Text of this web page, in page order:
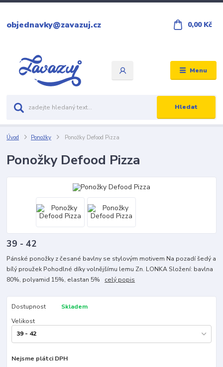
Menu
Hledat
objednavky@zavazuj.cz 0,00 Kč
Úvod Ponožky Ponožky Defood Pizza
Ponožky Defood Pizza
39 - 42
Pánské ponožky z česané bavlny se stylovým motivem Na pozadí šedý a
bílý proužek Pohodlné díky volnějšímu lemu Zn. LONKA Složení: bavlna
80%, polyamid 15%, elastan 5% celý popis
Dostupnost
Skladem
Velikost
Nejsme plátci DPH